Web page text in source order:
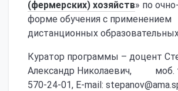
(фермерских) хозяйств» по
форме обучения с применением
дистанционных
Куратор программы – доцент
Александр Николаевич, моб.
570-24-01, E-mail: